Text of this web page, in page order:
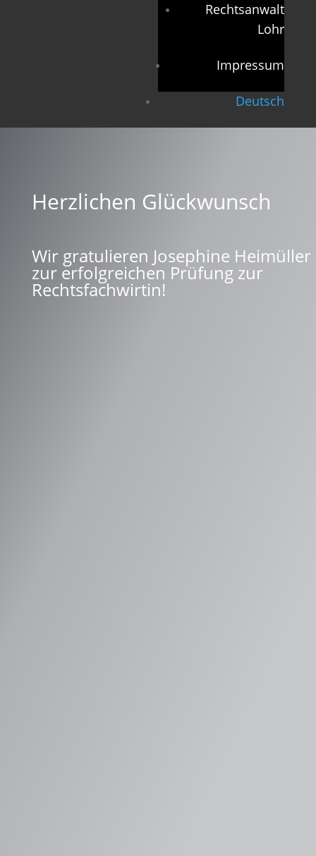
Rechtsanwalt
Lohr
Impressum
Deutsch
Herzlichen Glückwunsch
Wir gratulieren Josephine Heimüller
zur erfolgreichen Prüfung zur
Rechtsfachwirtin!